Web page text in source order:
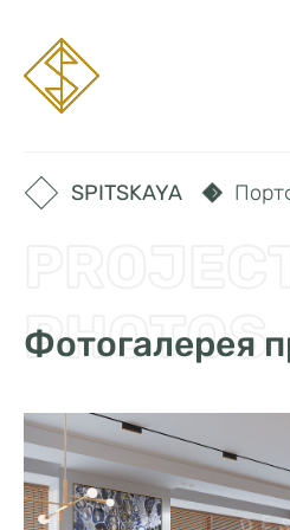
SPITSKAYA
PHOTOS
Фотогалерея